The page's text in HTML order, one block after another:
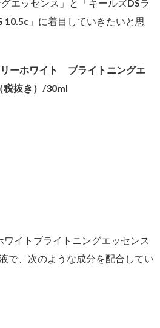
エッセンス」と「キールズDSラ
10.5c」に着目していきたいと思
ーホワイト ブライトニングエ
税抜き）/30ml
ワイトブライトニングエッセンス
で、次のような成分を配合してい